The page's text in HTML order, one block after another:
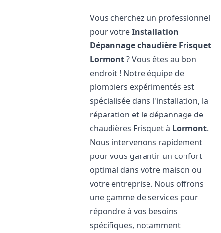
Vous cherchez un professionnel
pour votreInstallation
Dépannage chaudière Frisquet
Lormont? Vous êtes au bon
endroit ! Notre équipe de
plombiers expérimentés est
spécialisée dans l'installation, la
réparation et le dépannage de
chaudières Frisquet à Lormont.
Nous intervenons rapidement
pour vous garantir un confort
optimal dans votre maison ou
votre entreprise. Nous offrons
une gamme de services pour
répondre à vos besoins
spécifiques, notamment